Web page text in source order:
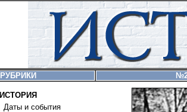
РУБРИКИ
ИСТОРИЯ
Даты и события